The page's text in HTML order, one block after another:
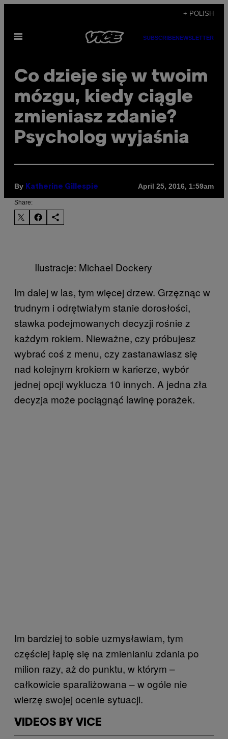
content
+ POLISH
Open
SUBSCRIBENEWSLETTER
Co dzieje się w twoim
mózgu, kiedy ciągle
zmieniasz zdanie?
Psycholog wyjaśnia
By Katherine Gillespie April 25, 2016, 1:59am
Share:
Ilustracje: Michael Dockery
Im dalej w las, tym więcej drzew. Grzęznąc w
trudnym i odrętwiałym stanie dorosłości,
stawka podejmowanych decyzji rośnie z
każdym rokiem. Nieważne, czy próbujesz
wybrać coś z menu, czy zastanawiasz się
nad kolejnym krokiem w karierze, wybór
jednej opcji wyklucza 10 innych. A jedna zła
decyzja może pociągnąć lawinę porażek.
Im bardziej to sobie uzmysławiam, tym
częściej łapię się na zmienianiu zdania po
milion razy, aż do punktu, w którym –
całkowicie sparaliżowana – w ogóle nie
wierzę swojej ocenie sytuacji.
VIDEOS BY VICE